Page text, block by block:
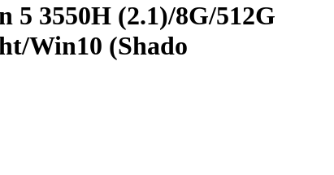
5 3550H (2.1)/­8G/­512G
­Win10 (Shado